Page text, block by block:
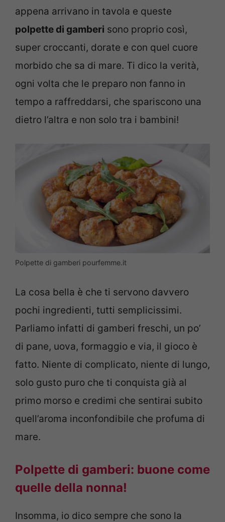
appena arrivano in tavola e queste
polpette di gamberi sono proprio così,
super croccanti, dorate e con quel cuore
morbido che sa di mare. Ti dico la verità,
ogni volta che le preparo non fanno in
tempo a raffreddarsi, che spariscono una
dietro l’altra e non solo tra i bambini!
Polpette di gamberi pourfemme.it
La cosa bella è che ti servono davvero
pochi ingredienti, tutti semplicissimi.
Parliamo infatti di gamberi freschi, un po’
di pane, uova, formaggio e via, il gioco è
fatto. Niente di complicato, niente di lungo,
solo gusto puro che ti conquista già al
primo morso e credimi che sentirai subito
quell’aroma inconfondibile che profuma di
mare.
Polpette di gamberi: buone come
quelle della nonna!
Insomma, io dico sempre che sono la